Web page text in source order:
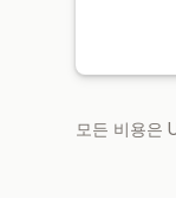
모든 비용은